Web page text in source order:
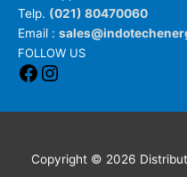
Telp. (021) 80470060
Email :
FOLLOW US
Facebook
Instagram
Copyright © 2026